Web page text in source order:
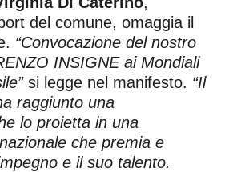
del comune, omaggia il
“Convocazione del nostro
INSIGNE ai Mondiali
si legge nel manifesto. “Il
raggiunto una
lo proietta in una
che premia e
e il suo talento.